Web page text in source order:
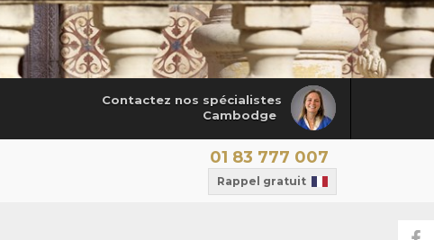
Contactez nos spécialistes
Cambodge
01 83 777 007
Rappel gratuit